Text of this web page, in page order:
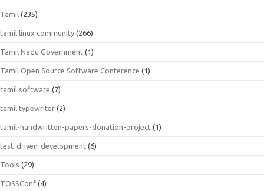
Tamil (235)
tamil linux community (266)
Tamil Nadu Government (1)
Tamil Open Source Software Conference (1)
tamil software (7)
tamil typewriter (2)
tamil-handwritten-papers-donation-project (1)
test-driven-development (6)
Tools (29)
TOSSConf (4)